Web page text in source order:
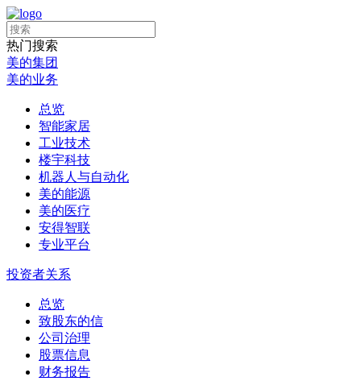
热门搜索
美的集团
美的业务
总览
智能家居
工业技术
楼宇科技
机器人与自动化
美的能源
美的医疗
安得智联
专业平台
投资者关系
总览
致股东的信
公司治理
股票信息
财务报告